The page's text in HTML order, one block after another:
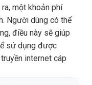
một khoản phí
Người dùng có thể
điều này sẽ giúp
sử dụng được
internet cáp